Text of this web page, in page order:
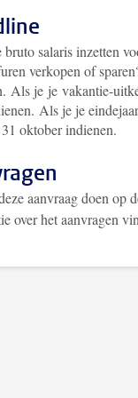
salaris inzetten
verkopen of
Als je je vakantie-
Als je je
oktober indienen.
aanvraag doen op
over het aanvragen